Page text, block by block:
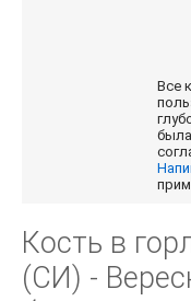
Все
Кость в
(СИ) -